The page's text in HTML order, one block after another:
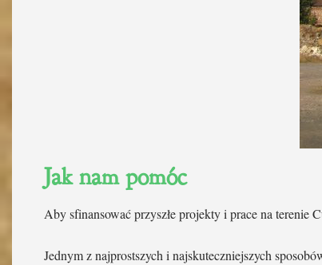
Jak nam pomóc
Aby sfinansować przyszłe projekty i prace na terenie
Jednym z najprostszych i najskuteczniejszych